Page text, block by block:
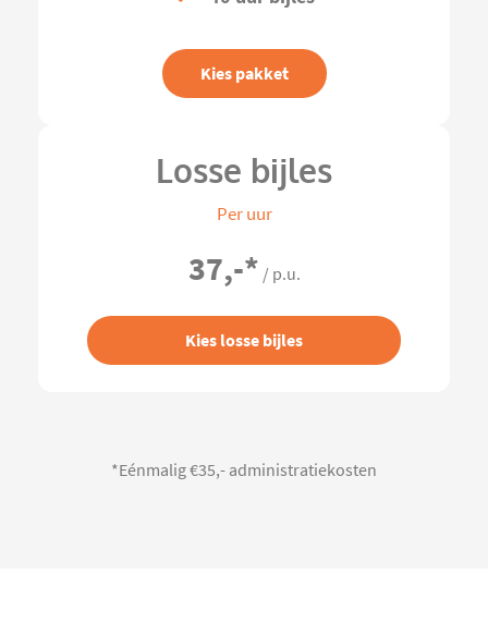
Kies pakket
Losse bijles
Per uur
37,-* / p.u.
Kies losse bijles
*Eénmalig €35,- administratiekosten